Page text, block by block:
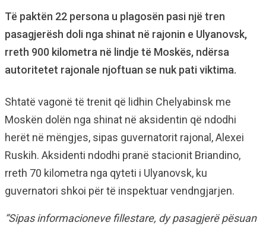
Të paktën 22 persona u plagosën pasi një tren
pasagjerësh doli nga shinat në rajonin e Ulyanovsk,
rreth 900 kilometra në lindje të Moskës, ndërsa
autoritetet rajonale njoftuan se nuk pati viktima.
Shtatë vagonë të trenit që lidhin Chelyabinsk me
Moskën dolën nga shinat në aksidentin që ndodhi
herët në mëngjes, sipas guvernatorit rajonal, Alexei
Ruskih. Aksidenti ndodhi pranë stacionit Briandino,
rreth 70 kilometra nga qyteti i Ulyanovsk, ku
guvernatori shkoi për të inspektuar vendngjarjen.
“Sipas informacioneve fillestare, dy pasagjerë pësuan